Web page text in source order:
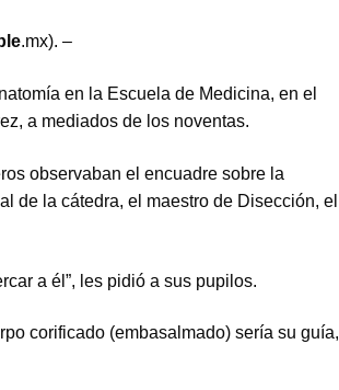
.mx). –
en la Escuela de Medicina, en el
a mediados de los noventas.
observaban el encuadre sobre la
de la cátedra, el maestro de Disección, el
a él”, les pidió a sus pupilos.
corificado (embasalmado) sería su guía,